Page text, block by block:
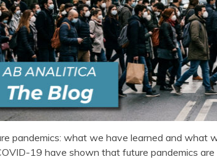
pandemics: what we have learned and what
19 have shown that future pandemics